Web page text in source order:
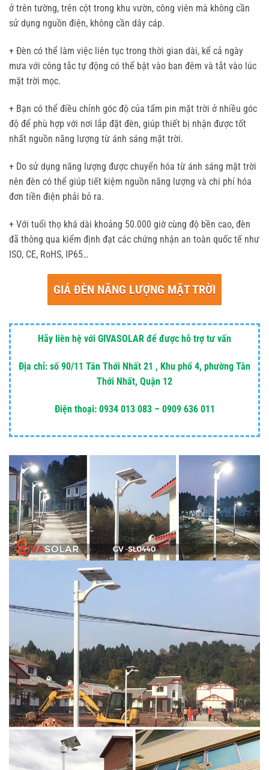
ở trên tường, trên cột trong khu vườn, công viên mà không cần
sử dụng nguồn điện, không cần dây cáp.
+ Đèn có thể làm việc liên tục trong thời gian dài, kể cả ngày
mưa với công tắc tự động có thể bật vào ban đêm và tắt vào lúc
mặt trời mọc.
+ Bạn có thể điều chỉnh góc độ của tấm pin mặt trời ở nhiều góc
độ để phù hợp với nơi lắp đặt đèn, giúp thiết bị nhận được tốt
nhất nguồn năng lượng từ ánh sáng mặt trời.
+ Do sử dụng năng lượng được chuyển hóa từ ánh sáng mặt trời
nên đèn có thể giúp tiết kiệm nguồn năng lượng và chi phí hóa
đơn tiền điện phải bỏ ra.
+ Với tuổi thọ khá dài khoảng 50.000 giờ cùng độ bền cao, đèn
đã thông qua kiểm định đạt các chứng nhận an toàn quốc tế như
ISO, CE, RoHS, IP65…
GIÁ ĐÈN NĂNG LƯỢNG MẶT TRỜI
Hãy liên hệ với GIVASOLAR để được hỗ trợ tư vấn
Địa chỉ: số 90/11 Tân Thới Nhất 21 , Khu phố 4, phường Tân
Thới Nhất, Quận 12
Điện thoại: 0934 013 083 – 0909 636 011